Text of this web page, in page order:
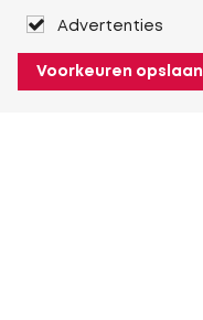
Advertenties
Voorkeuren opslaan